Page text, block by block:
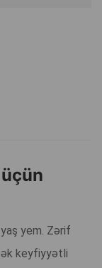
yem. Zərif
keyfiyyətli